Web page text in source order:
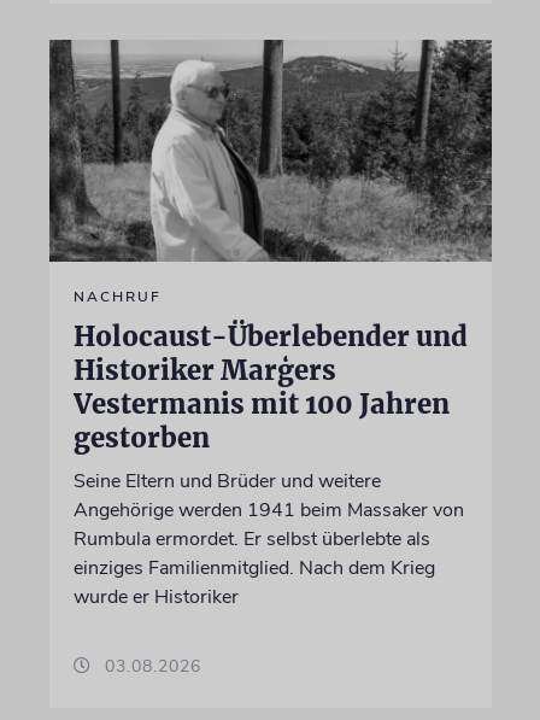
NACHRUF
Holocaust-Überlebender und
Historiker Marģers
Vestermanis mit 100 Jahren
gestorben
Seine Eltern und Brüder und weitere
Angehörige werden 1941 beim Massaker von
Rumbula ermordet. Er selbst überlebte als
einziges Familienmitglied. Nach dem Krieg
wurde er Historiker
03.08.2026